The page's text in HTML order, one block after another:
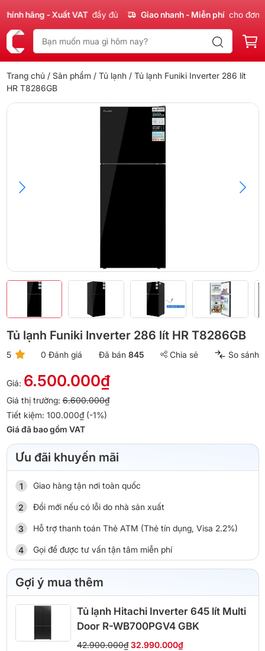
hãng - Xuất VAT đầy đủ Giao nhanh - Miễn phí cho đơn
Trang chủ / Sản phẩm / Tủ lạnh / Tủ lạnh Funiki Inverter 286 lít
HR T8286GB
Tủ lạnh Funiki Inverter 286 lít HR T8286GB
5 0 Đánh giá Đã bán 845 Chia sẻ So sánh
Giá: 6.500.000₫
Giá thị trường:6.600.000₫
Tiết kiệm: 100.000₫ (-1%)
Giá đã bao gồm VAT
Ưu đãi khuyến mãi
Giao hàng tận nơi toàn quốc
Đổi mới nếu có lỗi do nhà sản xuất
Hỗ trợ thanh toán Thẻ ATM (Thẻ tín dụng, Visa 2.2%)
Gọi để được tư vấn tận tâm miễn phí
Gợi ý mua thêm
Tủ lạnh Hitachi Inverter 645 lít Multi
Door R-WB700PGV4 GBK
42.900.000₫ 32.990.000₫